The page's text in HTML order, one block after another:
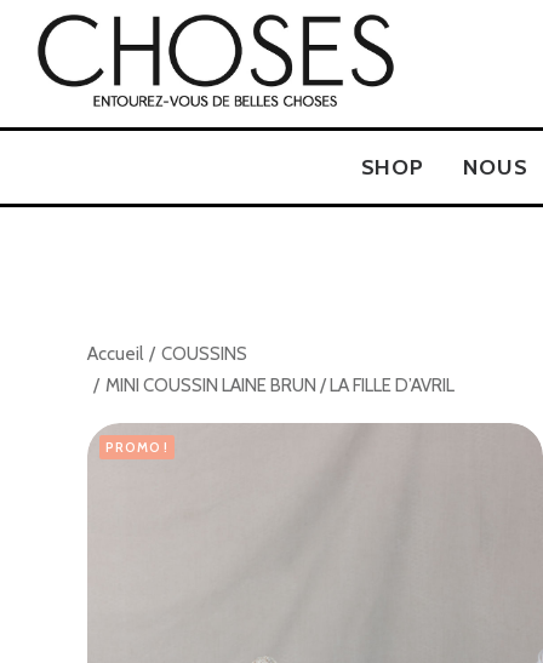
SHOP NOUS
Accueil
COUSSINS
MINI COUSSIN LAINE BRUN / LA FILLE D’AVRIL
PROMO !